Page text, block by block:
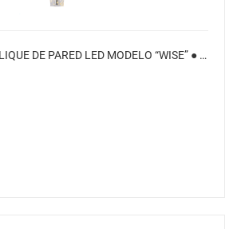
[OP-7202-12CH] APLIQUE DE PARED LED MODELO “WISE” ● Color: Cromado